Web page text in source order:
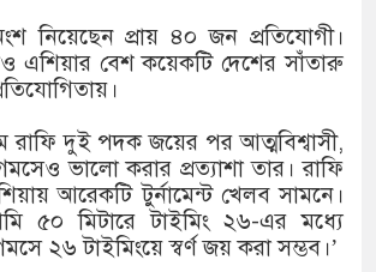
প্রেমের সম্পর্ক ছিন্ন না করায় মা-
প্রধানমন্ত্রীর সঙ্গে নবনিযুক্ত
হামের উপসর্গে আরও ৬ প্রাণহানি,
অবশেষে পদত্যাগ করলেন ভারতের
জামায়াত ফেরেশতাদের দল নয়, ভুল
নিয়েছেন প্রায় ৪০ জন প্রতিযোগী।
এশিয়ার বেশ কয়েকটি দেশের সাঁতারু
রাফি দুই পদক জয়ের পর আত্মবিশ্বাসী,
ভালো করার প্রত্যাশা তার। রাফি
আরেকটি টুর্নামেন্ট খেলব সামনে।
৫০ মিটারে টাইমিং ২৬-এর মধ্যে
২৬ টাইমিংয়ে স্বর্ণ জয় করা সম্ভব।’